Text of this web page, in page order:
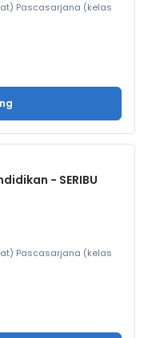
Pascasarjana (kelas
- SERIBU
Pascasarjana (kelas